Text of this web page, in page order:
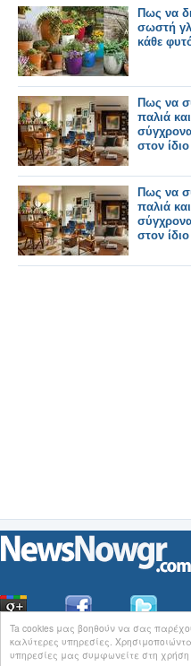
Ta cookies μας βοηθούν να σας
καλύτερες υπηρεσίες.
υπηρεσίες μας συμφωνείτε στη χρήση
Πως να
σωστή
κάθε
Πως να
παλιά
στον
Πως να
παλιά
στον
ΟιΕιδήσειςτου NewsNowgr.com στοiNews